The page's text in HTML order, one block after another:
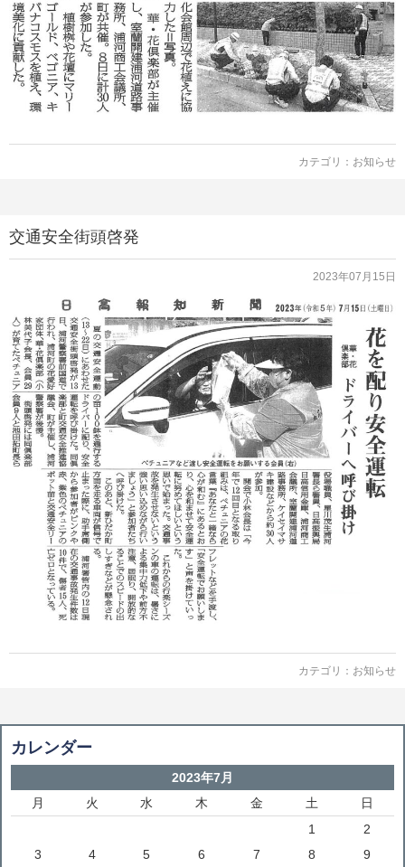
カテゴリ： お知らせ
交通安全街頭啓発
2023年07月15日
カテゴリ： お知らせ
カレンダー
2023年7月
月
火 水 木 金 土
日
1
2
3
4 5 6 7 8 9